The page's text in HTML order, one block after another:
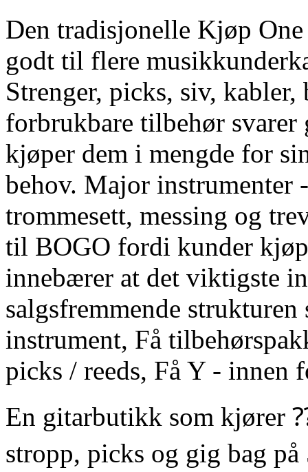
Den tradisjonelle Kjøp
godt til flere
Strenger, picks, siv,
forbrukbare tilbehør
kjøper dem i mengde for
behov. Major instrumenter
trommesett, messing og
til BOGO fordi kunder
innebærer at det viktigste
salgsfremmende
instrument, Få
picks / reeds, Få Y - innen
En gitarbutikk som kjører
stropp, picks og gig bag